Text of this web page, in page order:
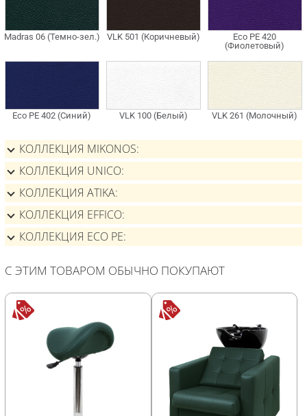
КОЛЛЕКЦИЯ MIKONOS
КОЛЛЕКЦИЯ UNICO
КОЛЛЕКЦИЯ ATIKA
КОЛЛЕКЦИЯ EFFICO
КОЛЛЕКЦИЯ ECO PE
С ЭТИМ ТОВАРОМ ОБЫЧНО ПОКУПАЮТ